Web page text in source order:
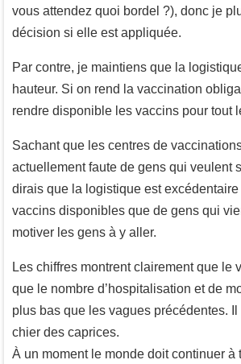
vous attendez quoi bordel ?), donc je
décision si elle est appliquée.
Par contre, je maintiens que la
hauteur. Si on rend la vaccination
rendre disponible les vaccins pour tout
Sachant que les centres de
actuellement faute de gens qui veulent
dirais que la logistique est
vaccins disponibles que de gens qui
motiver les gens à y aller.
Les chiffres montrent clairement que le
que le nombre d’hospitalisation et de
plus bas que les vagues précédentes. Il
chier des caprices.
À un moment le monde doit continuer à